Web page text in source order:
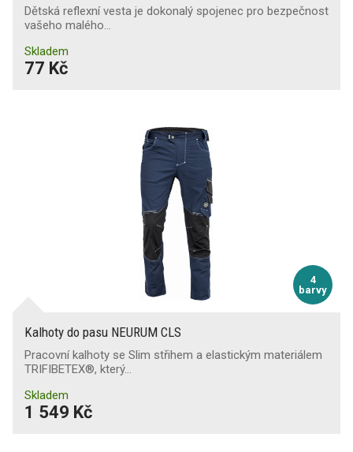
Dětská reflexní vesta je dokonalý spojenec pro bezpečnost
vašeho malého…
Skladem
77 Kč
4
barvy
Kalhoty do pasu NEURUM CLS
Pracovní kalhoty se Slim střihem a elastickým materiálem
TRIFIBETEX®, který…
Skladem
1 549 Kč